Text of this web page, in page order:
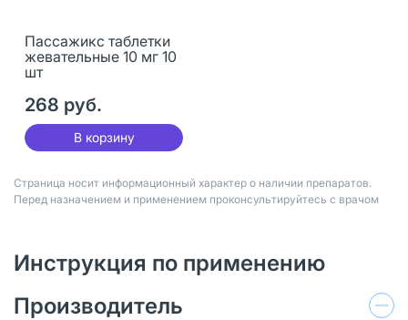
Пассажикс таблетки
жевательные 10 мг 10
шт
268 руб.
В корзину
Страница носит информационный характер о наличии препаратов.
Перед назначением и применением проконсультируйтесь с врачом
Инструкция по применению
Производитель